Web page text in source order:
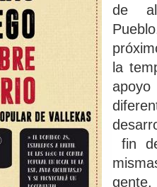
de
la
fin
gente.